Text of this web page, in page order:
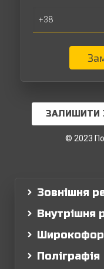
ЗАЛИШИТИ
© 2023
Зовнішня
Внутрішня
Поліграфія